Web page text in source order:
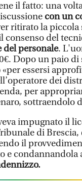
il fatto: una
con un
ritirato la
consenso del
del personale.
Dopo un paio
essersi
dei
per
sottraendolo
impugnato il
di Brescia,
il
e condannandola